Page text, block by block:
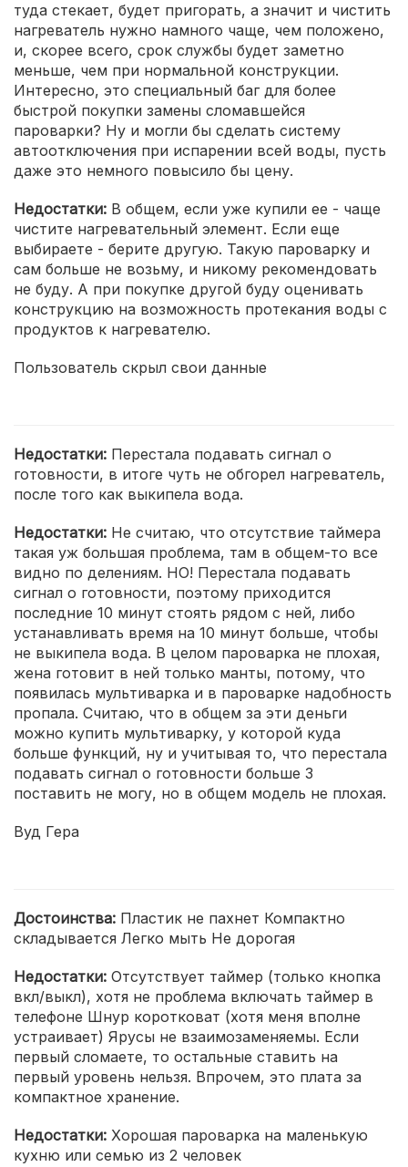
туда стекает, будет пригорать, а значит и чистить
нагреватель нужно намного чаще, чем положено,
и, скорее всего, срок службы будет заметно
меньше, чем при нормальной конструкции.
Интересно, это специальный баг для более
быстрой покупки замены сломавшейся
пароварки? Ну и могли бы сделать систему
автоотключения при испарении всей воды, пусть
даже это немного повысило бы цену.
Недостатки: В общем, если уже купили ее - чаще
чистите нагревательный элемент. Если еще
выбираете - берите другую. Такую пароварку и
сам больше не возьму, и никому рекомендовать
не буду. А при покупке другой буду оценивать
конструкцию на возможность протекания воды с
продуктов к нагревателю.
Пользователь скрыл свои данные
Недостатки: Перестала подавать сигнал о
готовности, в итоге чуть не обгорел нагреватель,
после того как выкипела вода.
Недостатки: Не считаю, что отсутствие таймера
такая уж большая проблема, там в общем-то все
видно по делениям. НО! Перестала подавать
сигнал о готовности, поэтому приходится
последние 10 минут стоять рядом с ней, либо
устанавливать время на 10 минут больше, чтобы
не выкипела вода. В целом пароварка не плохая,
жена готовит в ней только манты, потому, что
появилась мультиварка и в пароварке надобность
пропала. Считаю, что в общем за эти деньги
можно купить мультиварку, у которой куда
больше функций, ну и учитывая то, что перестала
подавать сигнал о готовности больше 3
поставить не могу, но в общем модель не плохая.
Вуд Гера
Достоинства: Пластик не пахнет Компактно
складывается Легко мыть Не дорогая
Недостатки: Отсутствует таймер (только кнопка
вкл/выкл), хотя не проблема включать таймер в
телефоне Шнур коротковат (хотя меня вполне
устраивает) Ярусы не взаимозаменяемы. Если
первый сломаете, то остальные ставить на
первый уровень нельзя. Впрочем, это плата за
компактное хранение.
Недостатки: Хорошая пароварка на маленькую
кухню или семью из 2 человек